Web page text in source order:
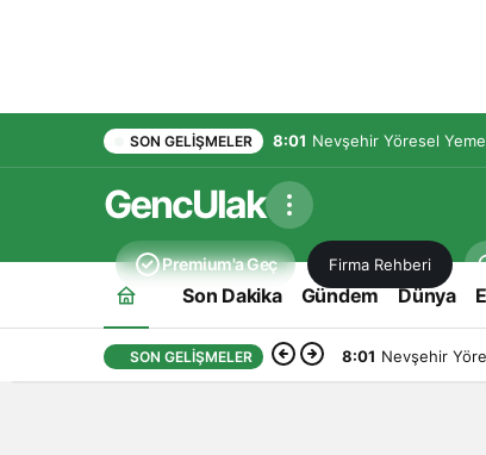
SON GELIŞMELER 8:01 Nevşehir Yöresel
GencUlak
Premium'a Geç Firma Rehberi
Son Dakika Gündem Dünya
SON GELIŞMELER 8:01 Nevşehir